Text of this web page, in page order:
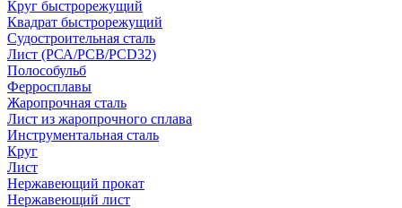
Круг быстрорежущий
Квадрат быстрорежущий
Судостроительная сталь
Лист (РСА/РСВ/РСD32)
Полособульб
Ферросплавы
Жаропрочная сталь
Лист из жаропрочного сплава
Инструментальная сталь
Круг
Лист
Нержавеющий прокат
Нержавеющий лист